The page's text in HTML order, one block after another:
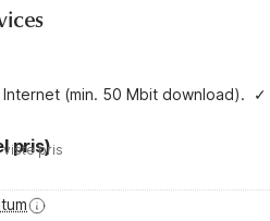
Internet (min. 50 Mbit download). ✓
pris)
viste pris